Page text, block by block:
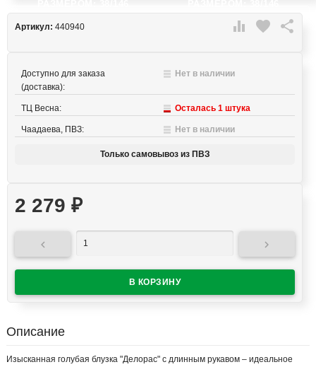
 favorite 
Артикул: 440940
Доступно для заказа
(доставка):
Нет в наличии
ТЦ Весна: Осталась 1 штука
Чаадаева, ПВЗ: Нет в наличии
Только самовывоз из ПВЗ
2 279 ₽
 
Описание
Изысканная голубая блузка "Делорас" с длинным рукавом – идеальное